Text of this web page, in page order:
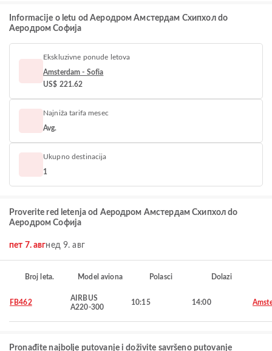
Informacije o letu od Aеродром Амстердам Схипхол do
Аеродром Софија
Ekskluzivne ponude letova
Amsterdam - Sofia
US$ 221.62
Najniža tarifa mesec
Avg.
Ukupno destinacija
1
Proverite red letenja od Aеродром Амстердам Схипхол do
Аеродром Софија
пет 7. авгнед 9. авг
Broj leta. Model aviona Polasci Dolazi
FB462
AIRBUS
A220-300
10:15 14:00
Pronađite najbolje putovanje i doživite savršeno putovanje